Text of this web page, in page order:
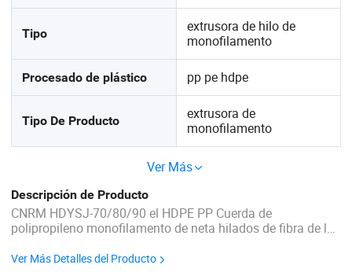
Tipo
extrusora de hilo de
monofilamento
Procesado de plástico pp pe hdpe
Tipo De Producto
extrusora de
monofilamento
Ver Más
Descripción de Producto
CNRM HDYSJ-70/80/90 el HDPE PP Cuerda de
polipropileno monofilamento de neta hilados de fibra de la
monofilamento de la extrusora La serie HDSJ hilo
Ver Más Detalles del Producto